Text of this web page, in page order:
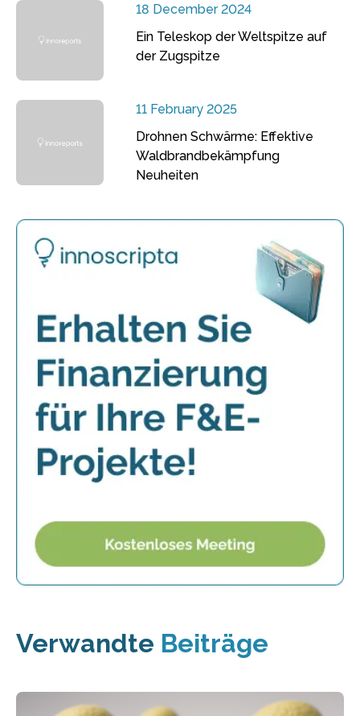
18 December 2024
Ein Teleskop der Weltspitze auf
der Zugspitze
11 February 2025
Drohnen Schwärme: Effektive
Waldbrandbekämpfung
Neuheiten
Verwandte Beiträge